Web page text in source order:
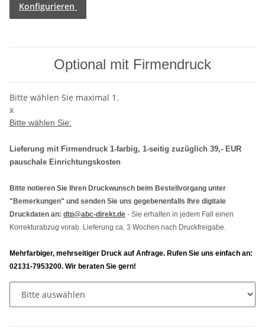
Konfigurieren
Optional mit Firmendruck
Bitte wählen Sie maximal 1.
x
Bitte wählen Sie:
Lieferung mit Firmendruck 1-farbig, 1-seitig zuzüglich 39,- EUR
pauschale Einrichtungskosten
Bitte notieren Sie Ihren Druckwunsch beim Bestellvorgang unter
"Bemerkungen" und senden Sie uns gegebenenfalls Ihre digitale
Druckdaten an: dtp@abc-direkt.de - Sie erhalten in jedem Fall einen
Korrekturabzug vorab. Lieferung ca. 3 Wochen nach Druckfreigabe.
Mehrfarbiger, mehrseitiger Druck auf Anfrage. Rufen Sie uns einfach an:
02131-7953200. Wir beraten Sie gern!